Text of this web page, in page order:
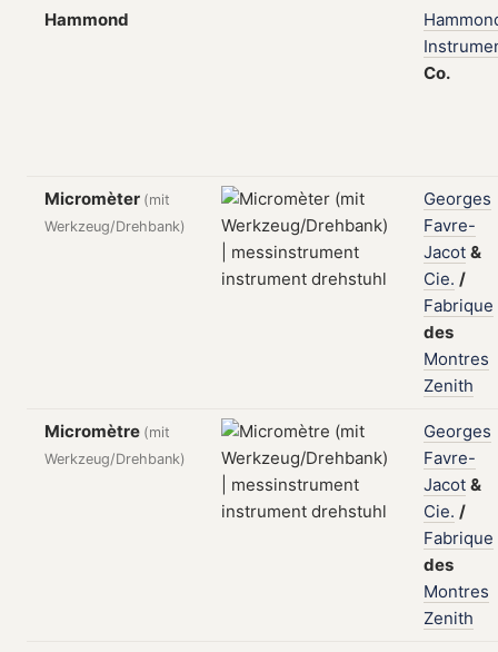
Hammond
Co.
Micromèter (mit
Werkzeug/Drehbank)
Georges
Favre-
Jacot &
Cie. /
Fabrique
des
Montres
Zenith
Micromètre (mit
Werkzeug/Drehbank)
Georges
Favre-
Jacot &
Cie. /
Fabrique
des
Montres
Zenith